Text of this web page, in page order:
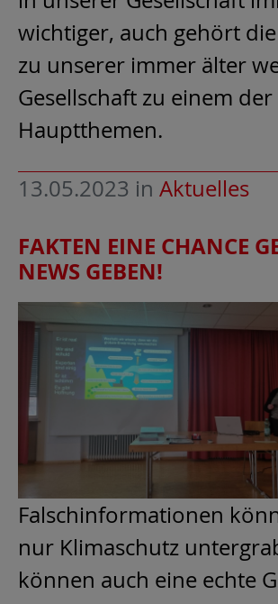
wichtiger, auch gehört
zu unserer immer älter
Gesellschaft zu einem der
Hauptthemen.
13.05.2023 in Aktuelles
FAKTEN EINE CHANCE
NEWS GEBEN!
Falschinformationen
nur Klimaschutz
können auch eine echte